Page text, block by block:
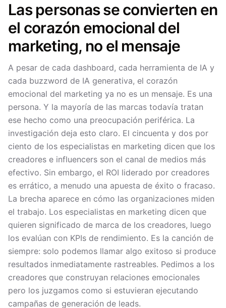
Las personas se convierten en
el corazón emocional del
marketing, no el mensaje
A pesar de cada dashboard, cada herramienta de IA y
cada buzzword de IA generativa, el corazón
emocional del marketing ya no es un mensaje. Es una
persona. Y la mayoría de las marcas todavía tratan
ese hecho como una preocupación periférica. La
investigación deja esto claro. El cincuenta y dos por
ciento de los especialistas en marketing dicen que los
creadores e influencers son el canal de medios más
efectivo. Sin embargo, el ROI liderado por creadores
es errático, a menudo una apuesta de éxito o fracaso.
La brecha aparece en cómo las organizaciones miden
el trabajo. Los especialistas en marketing dicen que
quieren significado de marca de los creadores, luego
los evalúan con KPIs de rendimiento. Es la canción de
siempre: solo podemos llamar algo exitoso si produce
resultados inmediatamente rastreables. Pedimos a los
creadores que construyan relaciones emocionales
pero los juzgamos como si estuvieran ejecutando
campañas de generación de leads.